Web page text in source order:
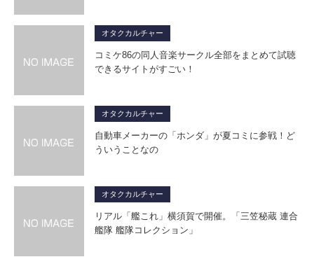
オタクカルチャー
コミケ86の同人音楽サークル全部をまとめて試聴
できるサイトがすごい！
オタクカルチャー
自動車メーカーの「ホンダ」が夏コミに参戦！ど
ういうことなの
オタクカルチャー
リアル「艦これ」横須賀で開催。「三笠秘蔵 連合
艦隊 艦隊コレクション」